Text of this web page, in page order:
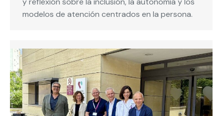
modelos de atención centrados en la persona.